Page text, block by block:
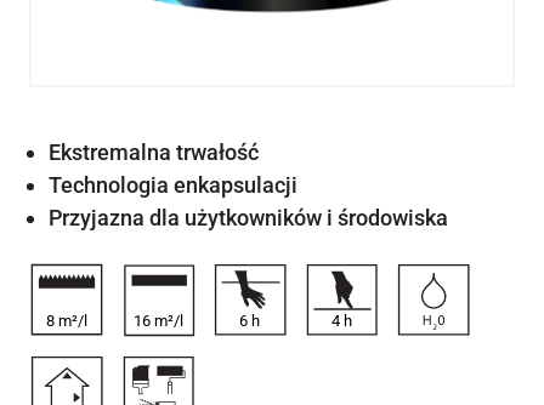
Ekstremalna trwałość
Technologia enkapsulacji
Przyjazna dla użytkowników i środowiska
8 m²/l 16 m²/l 6 h 4 h